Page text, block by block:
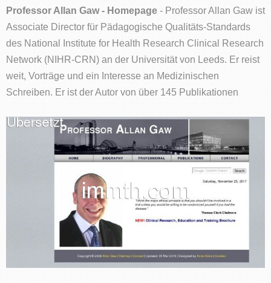
Professor Allan Gaw - Homepage - Professor Allan Gaw ist
Associate Director für Pädagogische Qualitäts-Standards
des National Institute for Health Research Clinical Research
Network (NIHR-CRN) an der Universität von Leeds. Er reist
weit, Vorträge und ein Interesse an Medizinischen
Schreiben. Er ist der Autor von über 145 Publikationen